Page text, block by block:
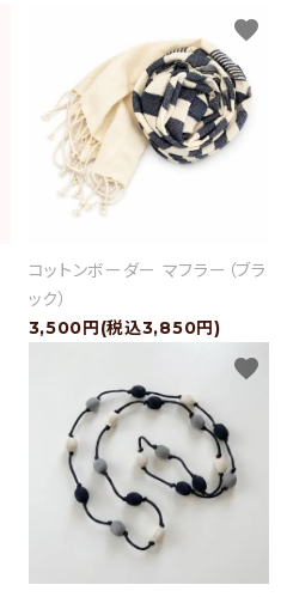
コットンボーダー マフラー（ブラ
ック）
3,500円(税込3,850円)
favorite
favorite